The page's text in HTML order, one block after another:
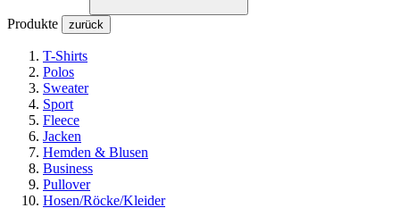
Produkte zurück
T-Shirts
Polos
Sweater
Sport
Fleece
Jacken
Hemden & Blusen
Business
Pullover
Hosen/Röcke/Kleider